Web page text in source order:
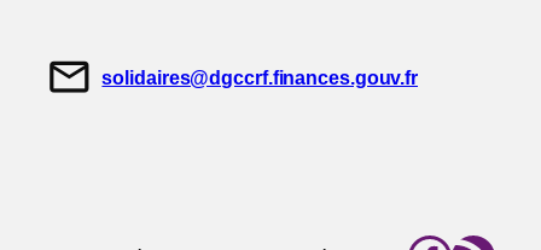
mail solidaires@dgccrf.finances.gouv.fr